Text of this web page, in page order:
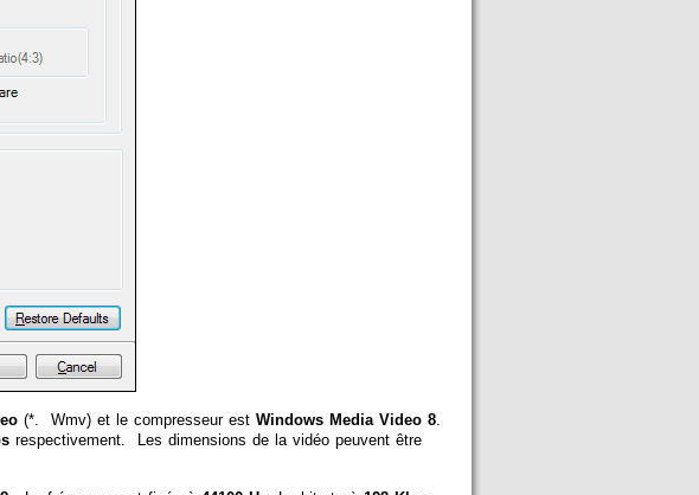
(*. Wmv) et le compresseur est Windows Media Video 8
respectivement. Les dimensions de la vidéo peuvent être